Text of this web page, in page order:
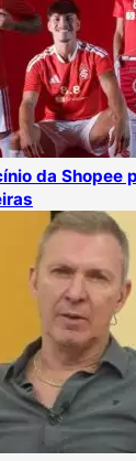
da Shopee